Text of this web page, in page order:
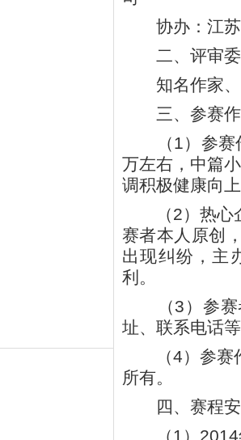
协办：江苏
二、评审
知名作家、
三、参赛作
（1）参赛作
万左右，中篇
调积极健康向
（2）热心企
赛者本人原创
出现纠纷，主
利。
（3）参赛者
址、联系电话
（4）参赛作
所有。
四、赛程
（1）2014